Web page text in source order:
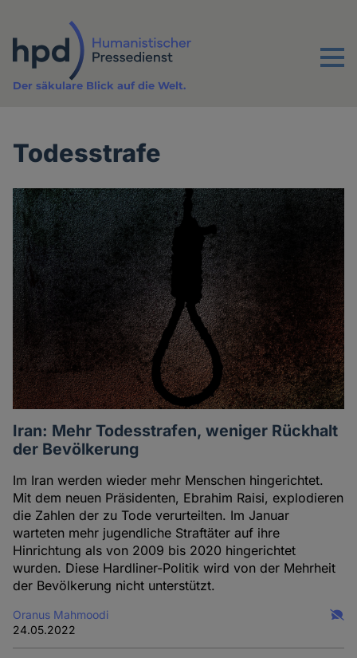
Inhalt
Menu
Der säkulare Blick auf die Welt.
Todesstrafe
Iran: Mehr Todesstrafen, weniger Rückhalt
der Bevölkerung
Im Iran werden wieder mehr Menschen hingerichtet.
Mit dem neuen Präsidenten, Ebrahim Raisi, explodieren
die Zahlen der zu Tode verurteilten. Im Januar
warteten mehr jugendliche Straftäter auf ihre
Hinrichtung als von 2009 bis 2020 hingerichtet
wurden. Diese Hardliner-Politik wird von der Mehrheit
der Bevölkerung nicht unterstützt.
Oranus Mahmoodi
24.05.2022